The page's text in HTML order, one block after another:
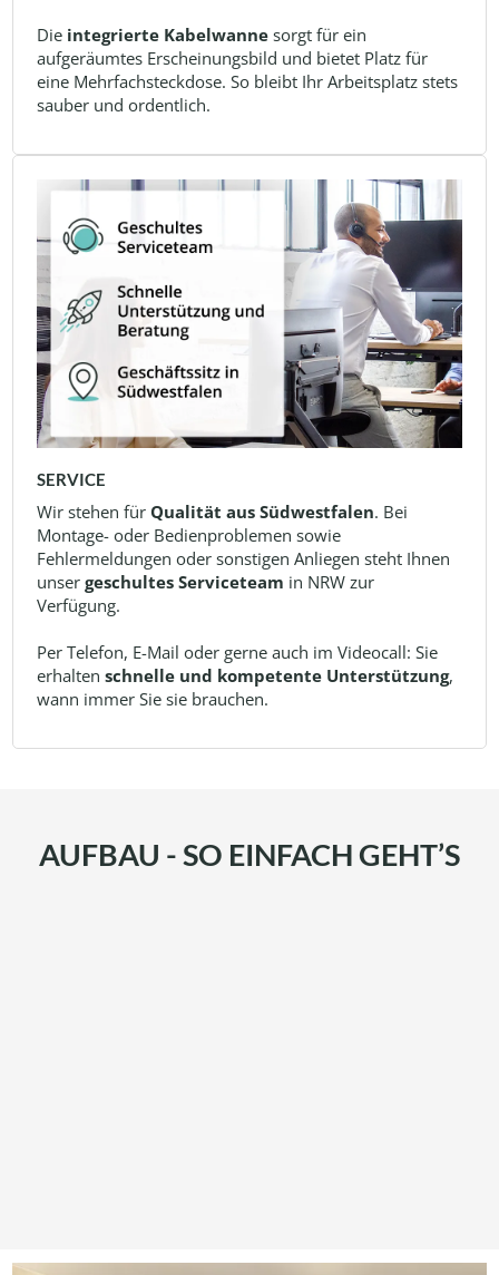
Die integrierte Kabelwanne sorgt für ein
aufgeräumtes Erscheinungsbild und bietet Platz für
eine Mehrfachsteckdose. So bleibt Ihr Arbeitsplatz stets
sauber und ordentlich.
SERVICE
Wir stehen für Qualität aus Südwestfalen. Bei
Montage- oder Bedienproblemen sowie
Fehlermeldungen oder sonstigen Anliegen steht Ihnen
unsergeschultes Serviceteam in NRW zur
Verfügung.
Per Telefon, E-Mail oder gerne auch im Videocall: Sie
erhaltenschnelle und kompetente Unterstützung,
wann immer Sie sie brauchen.
AUFBAU - SO EINFACH GEHT’S